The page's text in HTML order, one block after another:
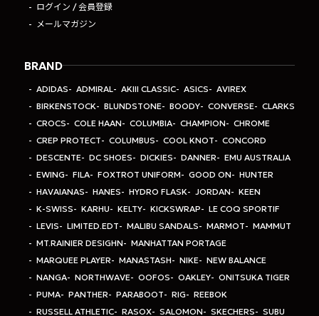
ログイン / 会員登録
メールマガジン
BRAND
ADIDAS ADMIRAL AKIII CLASSIC ASICS
AVIREX
BIRKENSTOCK
BLUNDSTONE BOODY CONVERSE
CLARKS
CROCS
COLE HAAN COLUMBIA CHAMPION
CHROME
CREP PROTECT
COLUMBUS COOL KNOT
CONCORD
DESCENTE
DC SHOES DICKIES DANNER
EMU AUSTRALIA
EWING
FILA FOXTROT UNIFORM GOOD ON
HUNTER
HAVAIANAS
HANES HYDRO FLASK JORDAN
KEEN
K-SWISS
KARHU KELTY KICKSWRAP
LE COQ SPORTIF
LEVIS
LIMITED.EDT MALIBU SANDALS MARMOT
MAMMUT
MT.RAINIER DESIGHN
MANHATTAN PORTAGE
MARQUEE PLAYER
MANASTASH NIKE
NEW BALANCE
NANGA
NORTHWAVE OOFOS OAKLEY
ONITSUKA TIGER
PUMA
PANTHER PARABOOT RIG
REEBOK
RUSSELL ATHLETIC
RASOX SALOMON SKECHERS SUBU